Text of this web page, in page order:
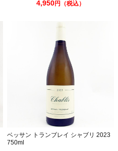
4,950円（税込）
ベッサン トランブレイ シャブリ 2023
750ml